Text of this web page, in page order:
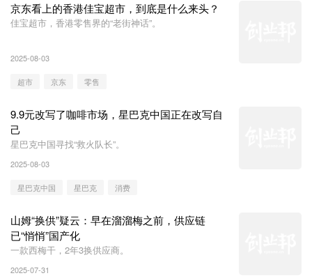
京东看上的香港佳宝超市，到底是什么来头？
佳宝超市，香港零售界的“老街神话”。
2025-08-03
超市 京东 零售
9.9元改写了咖啡市场，星巴克中国正在改写自
己
星巴克中国寻找“救火队长”。
2025-08-03
星巴克中国 星巴克 消费
山姆“换供”疑云：早在溜溜梅之前，供应链
已“悄悄”国产化
一款西梅干，2年3换供应商。
2025-07-31